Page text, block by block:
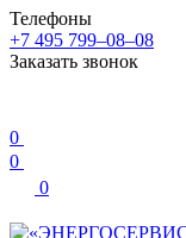
Телефоны
+7 495 799–08–08
Заказать звонок
0
0
0